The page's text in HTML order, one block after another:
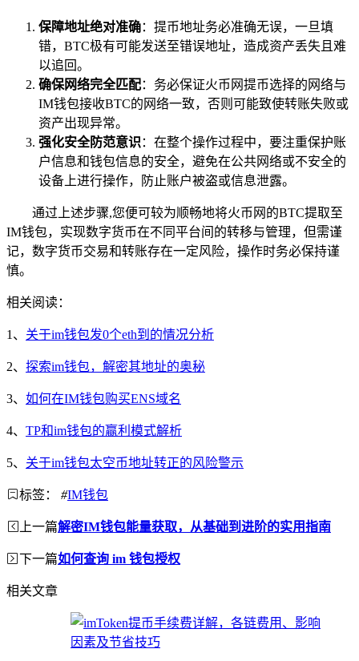
保障地址绝对准确：提币地址务必准确无误，一旦填
错，BTC极有可能发送至错误地址，造成资产丢失且难
以追回。
确保网络完全匹配：务必保证火币网提币选择的网络与
IM钱包接收BTC的网络一致，否则可能致使转账失败或
资产出现异常。
强化安全防范意识 ：在整个操作过程中，要注重保护账
户信息和钱包信息的安全，避免在公共网络或不安全的
设备上进行操作，防止账户被盗或信息泄露。
通过上述步骤,您便可较为顺畅地将火币网的BTC提取至
IM钱包，实现数字货币在不同平台间的转移与管理，但需谨
记，数字货币交易和转账存在一定风险，操作时务必保持谨
慎。
相关阅读：
1、 关于im钱包发0个eth到的情况分析
2、 探索im钱包，解密其地址的奥秘
3、 如何在IM钱包购买ENS域名
4、 TP和im钱包的赢利模式解析
5、 关于im钱包太空币地址转正的风险警示
标签： #IM钱包
上一篇解密IM钱包能量获取，从基础到进阶的实用指南
下一篇如何查询 im 钱包授权
相关文章